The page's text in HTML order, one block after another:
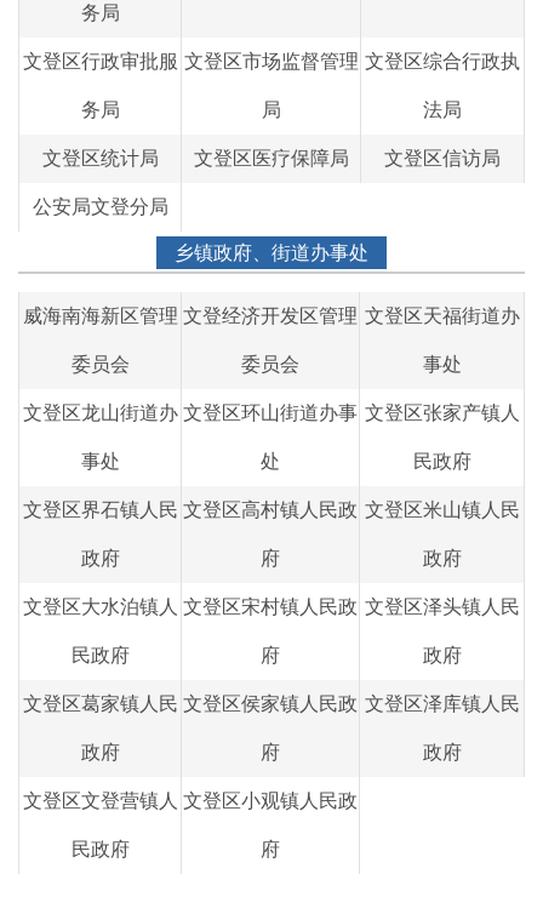
务局
文登区行政审批服
务局
文登区市场监督管理
局
文登区综合行政执
法局
文登区统计局 文登区医疗保障局 文登区信访局
公安局文登分局
乡镇政府、街道办事处
威海南海新区管理
委员会
文登经济开发区管理
委员会
文登区天福街道办
事处
文登区龙山街道办
事处
文登区环山街道办事
处
文登区张家产镇人
民政府
文登区界石镇人民
政府
文登区高村镇人民政
府
文登区米山镇人民
政府
文登区大水泊镇人
民政府
文登区宋村镇人民政
府
文登区泽头镇人民
政府
文登区葛家镇人民
政府
文登区侯家镇人民政
府
文登区泽库镇人民
政府
文登区文登营镇人
民政府
文登区小观镇人民政
府